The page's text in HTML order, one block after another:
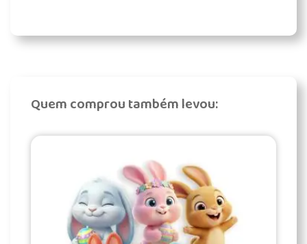
Quem comprou também levou: